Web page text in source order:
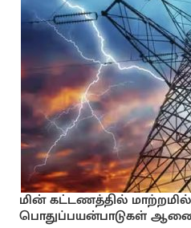
மின் கட்டணத்தில்
பொதுப்பயன்பாடுகள்